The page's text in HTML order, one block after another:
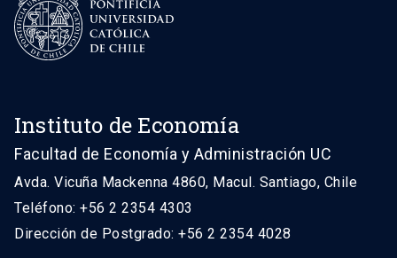
Instituto de Economía
Facultad de Economía y Administración UC
Avda. Vicuña Mackenna 4860, Macul. Santiago, Chile
Teléfono: +56 2 2354 4303
Dirección de Postgrado: +56 2 2354 4028